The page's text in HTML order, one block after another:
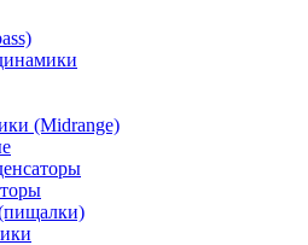
(Midrange)